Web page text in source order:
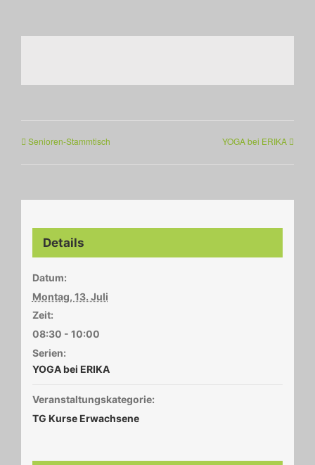
Senioren-Stammtisch YOGA bei ERIKA
Details
Datum:
Montag, 13. Juli
Zeit:
08:30 - 10:00
Serien:
YOGA bei ERIKA
Veranstaltungskategorie:
TG Kurse Erwachsene